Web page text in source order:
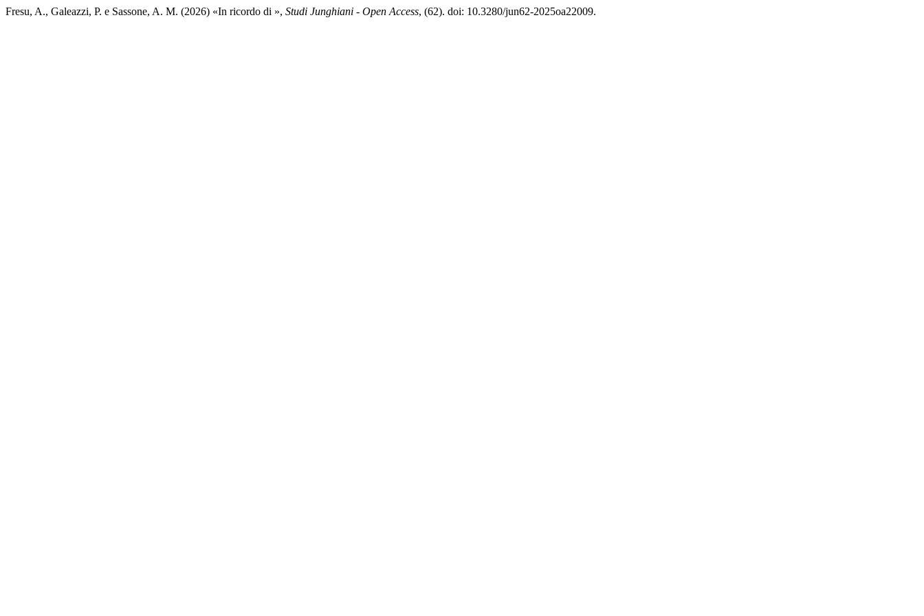
Fresu, A., Galeazzi, P. e Sassone, A. M. (2026) «In ricordo di », Studi Junghiani - Open Access, (62). doi: 10.3280/jun62-2025oa22009.